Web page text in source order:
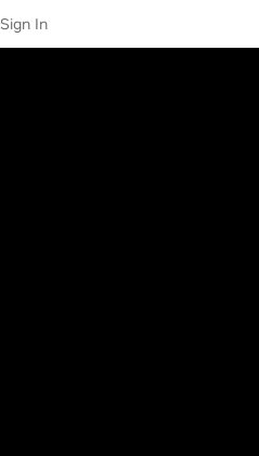
Sign In